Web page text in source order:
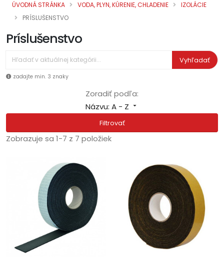
ÚVODNÁ STRÁNKA VODA, PLYN, KÚRENIE, CHLADENIE
IZOLÁCIE
PRÍSLUŠENSTVO
Príslušenstvo
Vyhľadať
zadajte min. 3 znaky
Zoradiť podľa:
Názvu: A - Z 
Filtrovať
Zobrazuje sa 1-7 z 7 položiek